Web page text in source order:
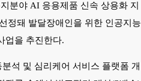
분야 AI 응용제품 신속 상용화 지
정돼 발달장애인을 위한 인공지능
업을 추진한다.
분석 및 심리케어 서비스 플랫폼 개